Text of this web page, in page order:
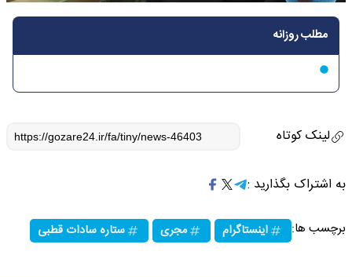
مطلب روزانه
لینک کوتاه
به اشتراک بگذارید :
برچسب ها: اینستاگرام مجری ستاره سادات قطبی